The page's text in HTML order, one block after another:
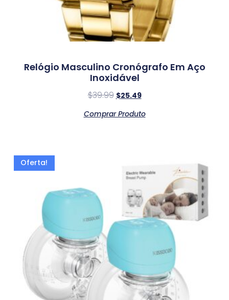
Relógio Masculino Cronógrafo Em Aço
Inoxidável
$39.99 $25.49
Comprar Produto
Oferta!